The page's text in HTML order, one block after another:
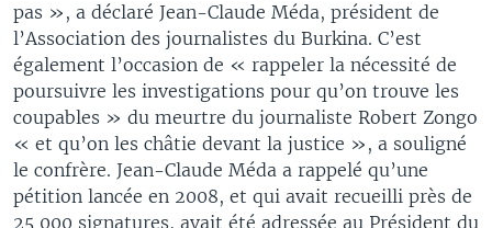
pas », a déclaré Jean-Claude Méda, président de
l’Association des journalistes du Burkina. C’est
également l’occasion de « rappeler la nécessité de
poursuivre les investigations pour qu’on trouve les
coupables » du meurtre du journaliste Robert Zongo
« et qu’on les châtie devant la justice », a souligné
le confrère. Jean-Claude Méda a rappelé qu’une
pétition lancée en 2008, et qui avait recueilli près de
25 000 signatures, avait été adressée au Président du